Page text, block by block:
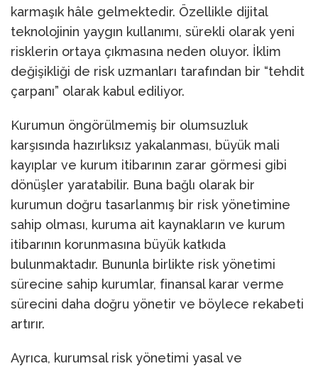
karmaşık hâle gelmektedir. Özellikle dijital
teknolojinin yaygın kullanımı, sürekli olarak yeni
risklerin ortaya çıkmasına neden oluyor. İklim
değişikliği de risk uzmanları tarafından bir “tehdit
çarpanı” olarak kabul ediliyor.
Kurumun öngörülmemiş bir olumsuzluk
karşısında hazırlıksız yakalanması, büyük mali
kayıplar ve kurum itibarının zarar görmesi gibi
dönüşler yaratabilir. Buna bağlı olarak bir
kurumun doğru tasarlanmış bir risk yönetimine
sahip olması, kuruma ait kaynakların ve kurum
itibarının korunmasına büyük katkıda
bulunmaktadır. Bununla birlikte risk yönetimi
sürecine sahip kurumlar, finansal karar verme
sürecini daha doğru yönetir ve böylece rekabeti
artırır.
Ayrıca, kurumsal risk yönetimi yasal ve